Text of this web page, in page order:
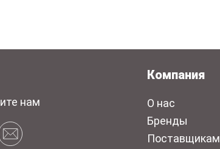
нам
Компания
О нас
Бренды
Поставщикам